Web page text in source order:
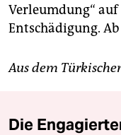
Verleumdung“
Entschädigung.
Aus dem
Die